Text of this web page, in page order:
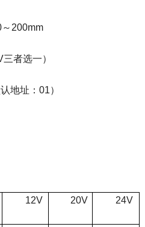
～ 200mm
三者选一）
地址： 01）
12V 20V 24V